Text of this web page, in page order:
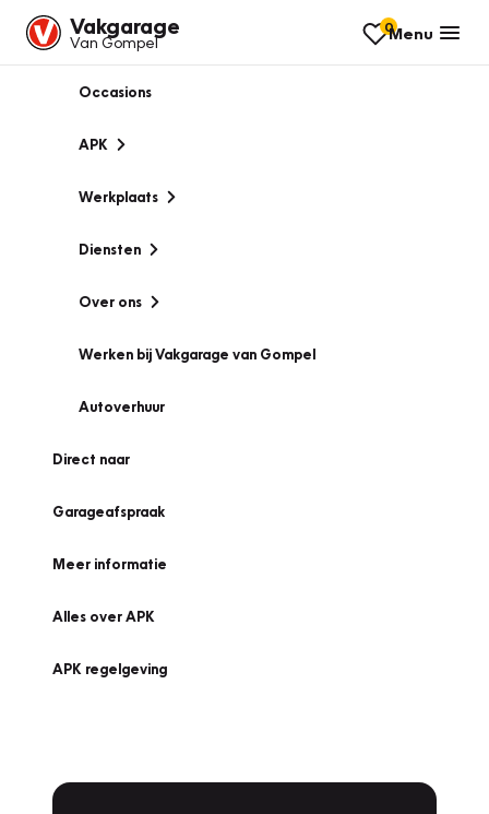
Vakgarage
Van Gompel
0Menu
Occasions
APK
Werkplaats
Diensten
Over ons
Werken bij Vakgarage van Gompel
Autoverhuur
Direct naar
Garageafspraak
Meer informatie
Alles over APK
APK regelgeving